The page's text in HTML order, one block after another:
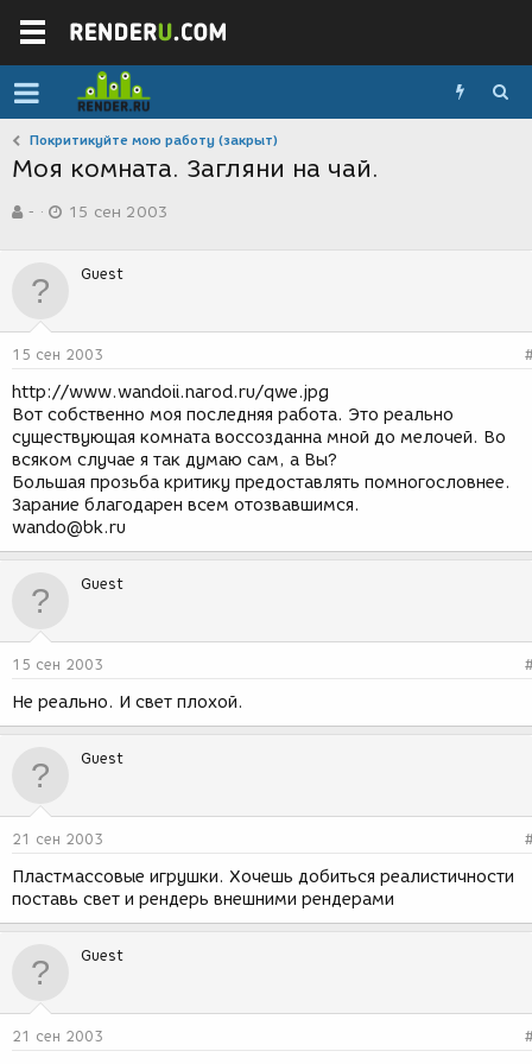
Покритикуйте мою работу (закрыт)
Моя комната. Загляни на чай.
в
р
м
-
а
д
н
и
я
15 сен 2003
Guest
15 сен 2003
http://www.wandoii.narod.ru/qwe.jpg
Вот собственно моя последняя работа. Это реально
существующая комната воссозданна мной до мелочей. Во
всяком случае я так думаю сам, а Вы?
Большая прозьба критику предоставлять помногословнее.
Зарание благодарен всем отозвавшимся.
wando@bk.ru
Guest
15 сен 2003
Не реально. И свет плохой.
Guest
21 сен 2003
Пластмассовые игрушки. Хочешь добиться реалистичности
поставь свет и рендерь внешними рендерами
Guest
21 сен 2003